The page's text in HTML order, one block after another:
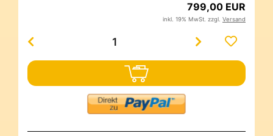
799,00 EUR
inkl. 19% MwSt. zzgl. Versand